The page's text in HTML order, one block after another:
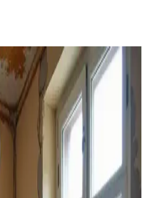
Yaprak
ve Malzeme Seçimi
olması için sprey boya,
avantajları, uygulama önerileri
alınmıştır.
ve Boya Tabancası
Zorlukları